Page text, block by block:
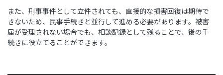
また、刑事事件として立件されても、直接的な損害回復は期待で
きないため、民事手続きと並行して進める必要があります。被害
届が受理されない場合でも、相談記録として残ることで、後の手
続きに役立てることができます。